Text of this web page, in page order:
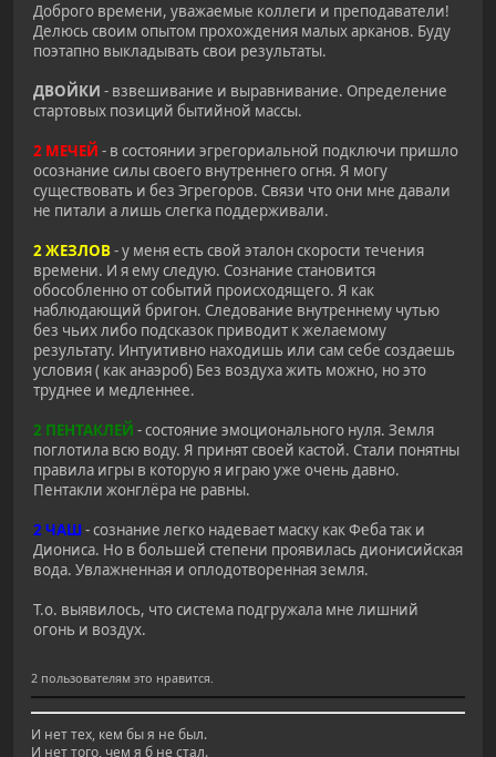
Доброго времени, уважаемые коллеги и преподаватели!
Делюсь своим опытом прохождения малых арканов. Буду
поэтапно выкладывать свои результаты.
ДВОЙКИ - взвешивание и выравнивание. Определение
стартовых позиций бытийной массы.
2 МЕЧЕЙ - в состоянии эгрегориальной подключи пришло
осознание силы своего внутреннего огня. Я могу
существовать и без Эгрегоров. Связи что они мне давали
не питали а лишь слегка поддерживали.
2 ЖЕЗЛОВ- у меня есть свой эталон скорости течения
времени. И я ему следую. Сознание становится
обособленно от событий происходящего. Я как
наблюдающий бригон. Следование внутреннему чутью
без чьих либо подсказок приводит к желаемому
результату. Интуитивно находишь или сам себе создаешь
условия ( как анаэроб) Без воздуха жить можно, но это
труднее и медленнее.
2 ПЕНТАКЛЕЙ - состояние эмоционального нуля. Земля
поглотила всю воду. Я принят своей кастой. Стали понятны
правила игры в которую я играю уже очень давно.
Пентакли жонглёра не равны.
2 ЧАШ- сознание легко надевает маску как Феба так и
Диониса. Но в большей степени проявилась дионисийская
вода. Увлажненная и оплодотворенная земля.
Т.о. выявилось, что система подгружала мне лишний
огонь и воздух.
2 пользователям это нравится.
И нет тех, кем бы я не был.
И нет того, чем я б не стал.